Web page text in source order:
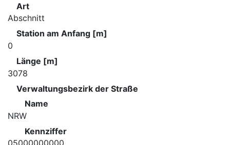
Art
Abschnitt
Station am Anfang [m]
0
Länge [m]
3078
Verwaltungsbezirk der Straße
Name
NRW
Kennziffer